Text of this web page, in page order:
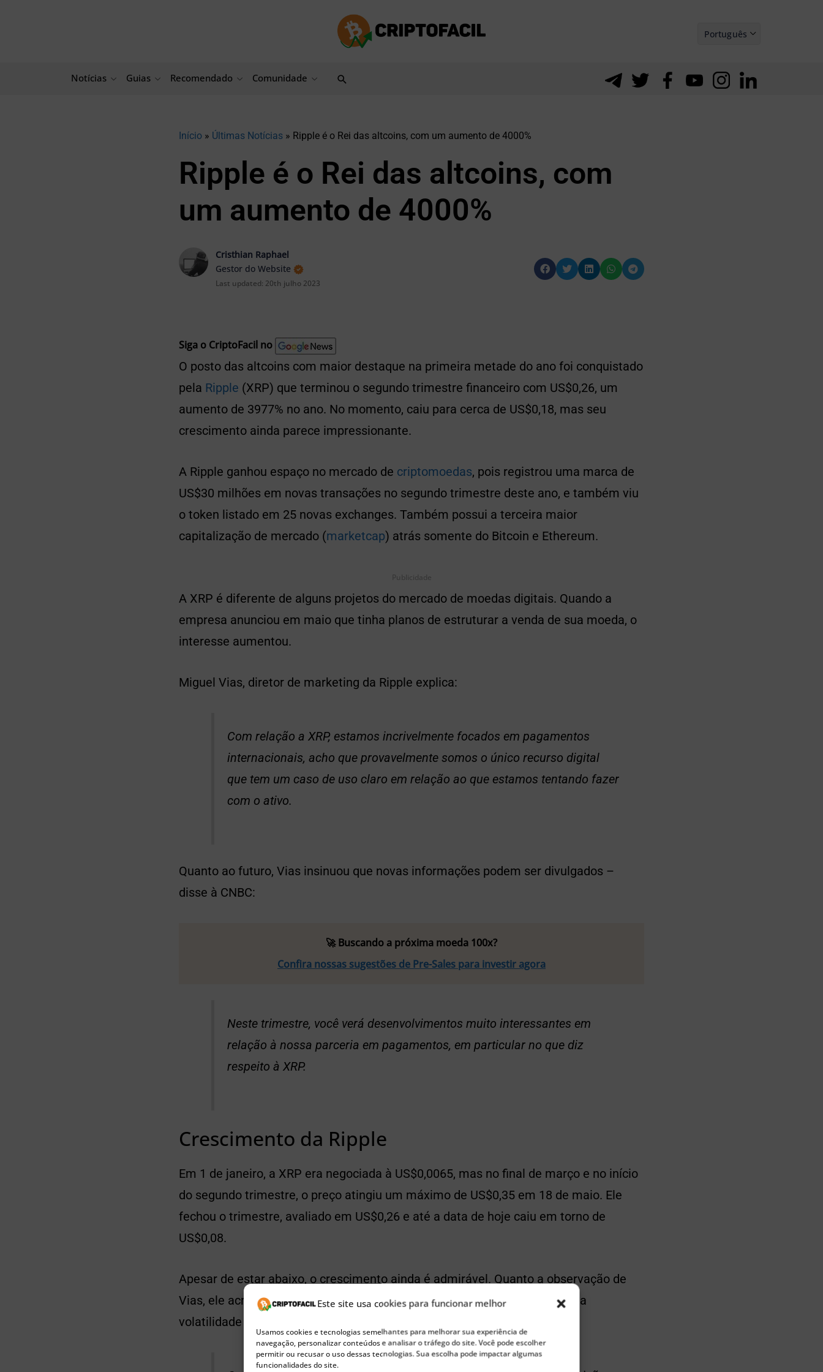
Este site usa cookies para funcionar melhor
Usamos cookies e tecnologias semelhantes para melhorar sua experiência de
navegação, personalizar conteúdos e analisar o tráfego do site. Você pode escolher
permitir ou recusar o uso dessas tecnologias. Sua escolha pode impactar algumas
funcionalidades do site.
Português
Notícias Guias Recomendado Comunidade Pesquisar
Início » Últimas Notícias » Ripple é o Rei das altcoins, com um aumento de 4000%
Ripple é o Rei das altcoins, com
um aumento de 4000%
Cristhian Raphael
Gestor do Website
Last updated: 20th julho 2023
Siga o CriptoFacil no
O posto das altcoins com maior destaque na primeira metade do ano foi conquistado
pela Ripple (XRP) que terminou o segundo trimestre financeiro com US$0,26, um
aumento de 3977% no ano. No momento, caiu para cerca de US$0,18, mas seu
crescimento ainda parece impressionante.
A Ripple ganhou espaço no mercado de criptomoedas, pois registrou uma marca de
US$30 milhões em novas transações no segundo trimestre deste ano, e também viu
o token listado em 25 novas exchanges. Também possui a terceira maior
capitalização de mercado (marketcap) atrás somente do Bitcoin e Ethereum.
Publicidade
A XRP é diferente de alguns projetos do mercado de moedas digitais. Quando a
empresa anunciou em maio que tinha planos de estruturar a venda de sua moeda, o
interesse aumentou.
Miguel Vias, diretor de marketing da Ripple explica:
Com relação a XRP, estamos incrivelmente focados em pagamentos
internacionais, acho que provavelmente somos o único recurso digital
que tem um caso de uso claro em relação ao que estamos tentando fazer
com o ativo.
Quanto ao futuro, Vias insinuou que novas informações podem ser divulgados –
disse à CNBC:
🚀 Buscando a próxima moeda 100x?
Confira nossas sugestões de Pre-Sales para investir agora
Neste trimestre, você verá desenvolvimentos muito interessantes em
relação à nossa parceria em pagamentos, em particular no que diz
respeito à XRP.
Crescimento da Ripple
Em 1 de janeiro, a XRP era negociada à US$0,0065, mas no final de março e no início
do segundo trimestre, o preço atingiu um máximo de US$0,35 em 18 de maio. Ele
fechou o trimestre, avaliado em US$0,26 e até a data de hoje caiu em torno de
US$0,08.
Apesar de estar abaixo, o crescimento ainda é admirável. Quanto a observação de
Vias, ele acredita que ainda existe um grande futuro para Ripple, apesar da
volatilidade de todo o mercado de criptomoedas.